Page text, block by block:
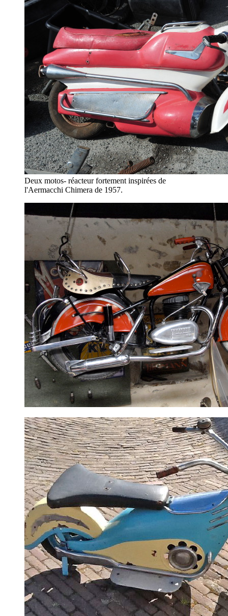
Deux motos- réacteur fortement inspirées de
l'Aermacchi Chimera de 1957.